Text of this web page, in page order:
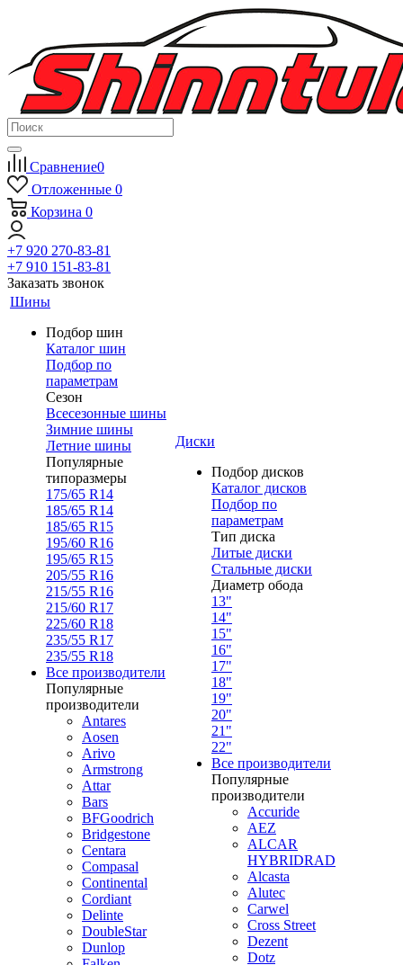
Сравнение0
Отложенные 0
Корзина 0
+7 920 270-83-81
+7 910 151-83-81
Заказать звонок
Шины
Подбор шин
Каталог шин
Подбор по
параметрам
Сезон
Всесезонные шины
Зимние шины
Летние шины
Популярные
типоразмеры
175/65 R14
185/65 R14
185/65 R15
195/60 R16
195/65 R15
205/55 R16
215/55 R16
215/60 R17
225/60 R18
235/55 R17
235/55 R18
Все производители
Популярные
производители
Antares
Aosen
Arivo
Armstrong
Attar
Bars
BFGoodrich
Bridgestone
Centara
Compasal
Continental
Cordiant
Delinte
DoubleStar
Dunlop
Диски
Подбор дисков
Каталог дисков
Подбор по
параметрам
Тип диска
Литые диски
Стальные диски
Диаметр обода
13"
14"
15"
16"
17"
18"
19"
20"
21"
22"
Все производители
Популярные
производители
Accuride
AEZ
ALCAR
HYBRIDRAD
Alcasta
Alutec
Carwel
Cross Street
Dezent
Dotz